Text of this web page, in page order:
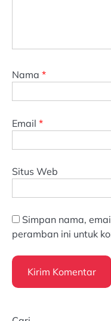
Nama *
Email *
Situs Web
Simpan nama,
peramban ini untuk